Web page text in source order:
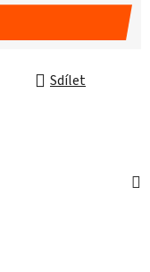
Sdílet